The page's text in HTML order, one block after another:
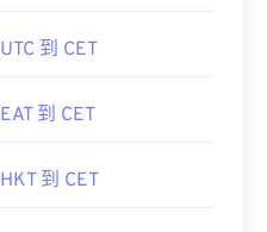
UTC 到 CET
EAT 到 CET
HKT 到 CET